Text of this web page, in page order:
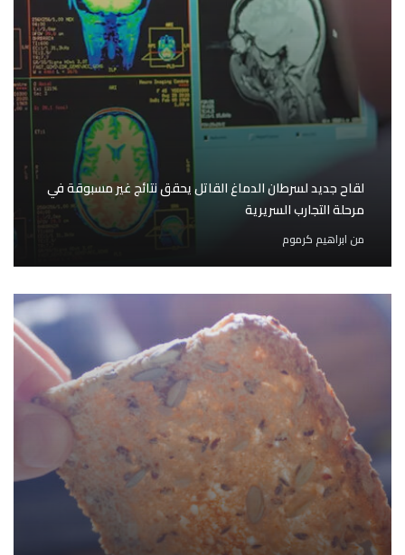
لقاح جديد لسرطان الدماغ القاتل يحقق نتائج غير مسبوقة في
مرحلة التجارب السريرية
من ابراهيم كرموم